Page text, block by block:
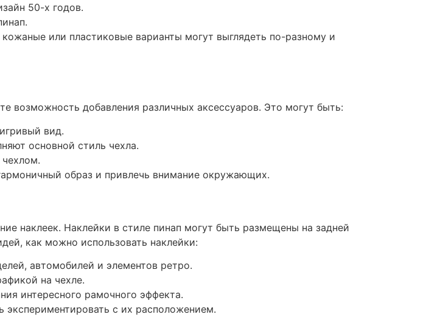
50-х годов.
или пластиковые варианты могут выглядеть по-разному и
возможность добавления различных аксессуаров. Это могут быть:
вид.
основной стиль чехла.
образ и привлечь внимание окружающих.
наклеек. Наклейки в стиле пинап могут быть размещены на задней
как можно использовать наклейки:
автомобилей и элементов ретро.
на чехле.
интересного рамочного эффекта.
экспериментировать с их расположением.